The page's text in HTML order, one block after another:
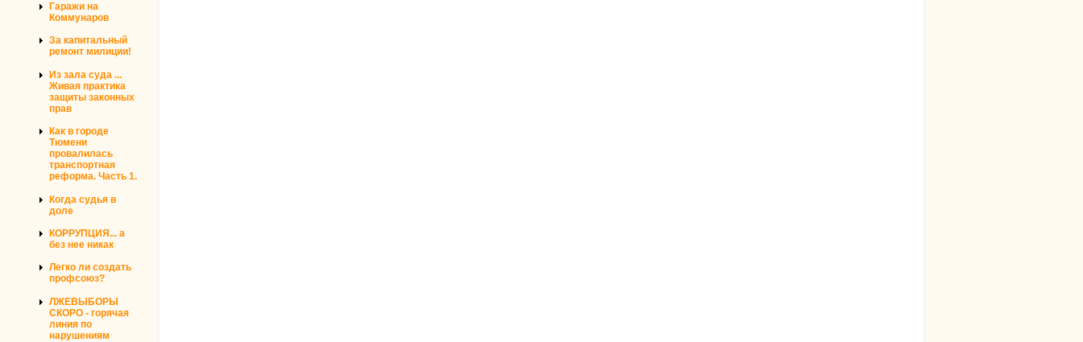
Гаражи на
Коммунаров
За капитальный
ремонт милиции!
Из зала суда ...
Живая практика
защиты законных
прав
Как в городе
Тюмени
провалилась
транспортная
реформа. Часть 1.
Когда судья в
доле
КОРРУПЦИЯ... а
без нее никак
Легко ли создать
профсоюз?
ЛЖЕВЫБОРЫ
СКОРО - горячая
линия по
нарушениям